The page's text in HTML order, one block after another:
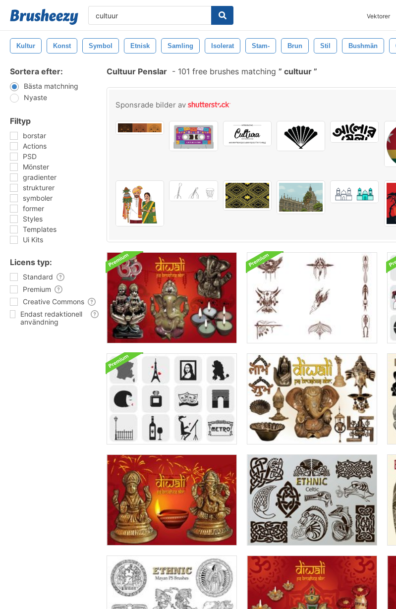
Vektorer
Kultur Konst Symbol Etnisk Samling Isolerat Stam- Brun Stil Bushmän
Sortera efter:
Bästa matchning
Nyaste
Filtyp
borstar
Actions
PSD
Mönster
gradienter
strukturer
symboler
former
Styles
Templates
Ui Kits
Licens typ:
Standard
Premium
Creative Commons
Endast redaktionell
användning
Cultuur Penslar - 101 free brushes matching cultuur
Sponsrade bilder av